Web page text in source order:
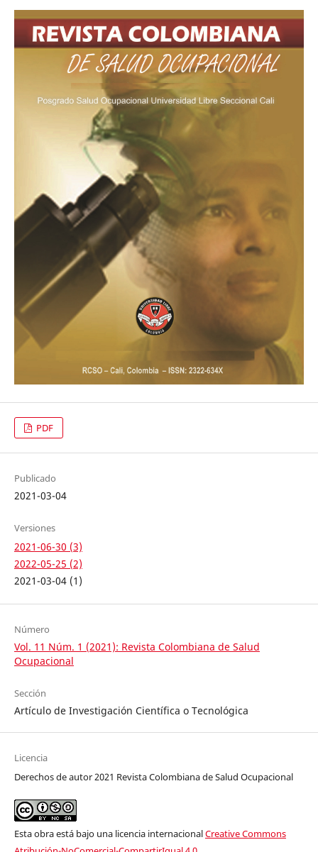
PDF
Publicado
2021-03-04
Versiones
2021-06-30 (3)
2022-05-25 (2)
2021-03-04 (1)
Número
Vol. 11 Núm. 1 (2021): Revista Colombiana de Salud
Ocupacional
Sección
Artículo de Investigación Científica o Tecnológica
Licencia
Derechos de autor 2021 Revista Colombiana de Salud Ocupacional
Esta obra está bajo una licencia internacionalCreative Commons